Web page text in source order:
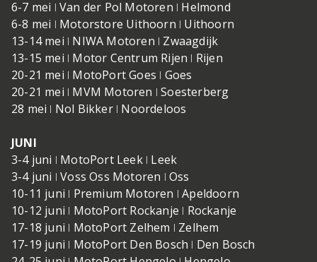
6-7 mei ǀ Van der Pol Motoren ǀ Helmond
6-8 mei ǀ Motorstore Uithoorn ǀ Uithoorn
13-14 mei ǀ NIWA Motoren ǀ Zwaagdijk
13-15 mei ǀ Motor Centrum Rijen ǀ Rijen
20-21 mei ǀ MotoPort Goes ǀ Goes
20-21 mei ǀ MVM Motoren ǀ Soesterberg
28 mei ǀ Nol Bikker ǀ Noordeloos
JUNI
3-4 juni ǀ MotoPort Leek ǀ Leek
3-4 juni ǀ Voss Oss Motoren ǀ Oss
10-11 juni ǀ Premium Motoren ǀ Apeldoorn
10-12 juni ǀ MotoPort Rockanje ǀ Rockanje
17-18 juni ǀ MotoPort Zelhem ǀ Zelhem
17-19 juni ǀ MotoPort Den Bosch ǀ Den Bosch